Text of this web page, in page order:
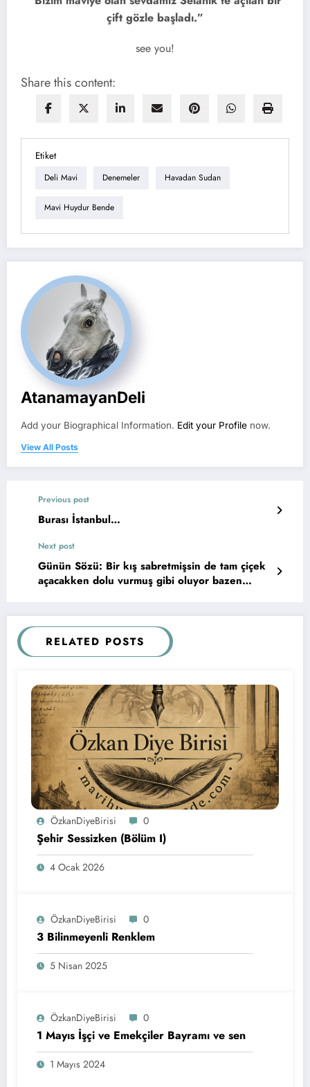
çift gözle başladı.”
see you!
Share this content:
Etiket
Deli Mavi Denemeler Havadan Sudan
Mavi Huydur Bende
AtanamayanDeli
Add your Biographical Information. Edit your Profile now.
View All Posts
Previous post
Burası İstanbul…
Next post
Günün Sözü: Bir kış sabretmişsin de tam çiçek
açacakken dolu vurmuş gibi oluyor bazen
RELATED POSTS
ÖzkanDiyeBirisi 0
Şehir Sessizken (Bölüm I)
4 Ocak 2026
ÖzkanDiyeBirisi 0
3 Bilinmeyenli Renklem
5 Nisan 2025
ÖzkanDiyeBirisi 0
1 Mayıs İşçi ve Emekçiler Bayramı ve sen
1 Mayıs 2024